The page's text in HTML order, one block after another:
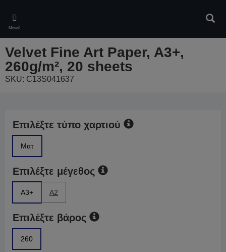
main
content
Μενού
Velvet Fine Art Paper, A3+,
260g/m², 20 sheets
SKU: C13S041637
Επιλέξτε τύπο χαρτιού
Ματ
Επιλέξτε μέγεθος
A3+ A2
Επιλέξτε βάρος
260